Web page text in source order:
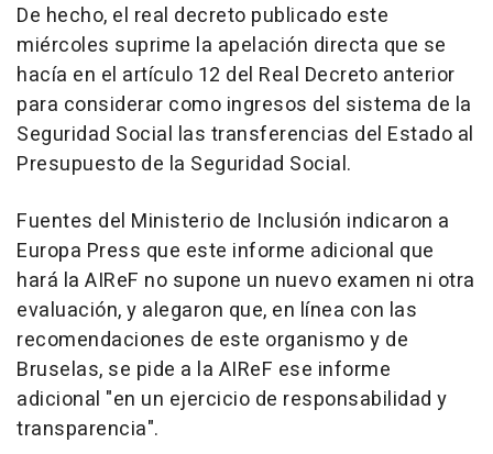
De hecho, el real decreto publicado este
miércoles suprime la apelación directa que se
hacía en el artículo 12 del Real Decreto anterior
para considerar como ingresos del sistema de la
Seguridad Social las transferencias del Estado al
Presupuesto de la Seguridad Social.
Fuentes del Ministerio de Inclusión indicaron a
Europa Press que este informe adicional que
hará la AIReF no supone un nuevo examen ni otra
evaluación, y alegaron que, en línea con las
recomendaciones de este organismo y de
Bruselas, se pide a la AIReF ese informe
adicional "en un ejercicio de responsabilidad y
transparencia".